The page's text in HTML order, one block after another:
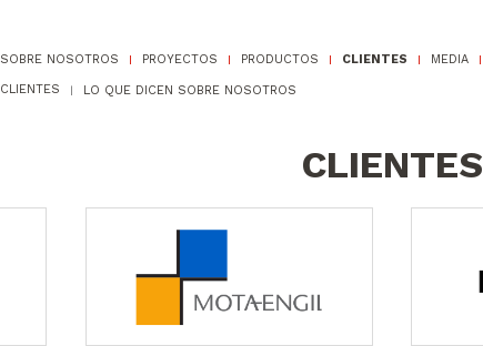
SOBRE NOSOTROS PROYECTOS PRODUCTOS CLIENTES MEDIA
CLIENTES LO QUE DICEN SOBRE NOSOTROS
CLIENTES